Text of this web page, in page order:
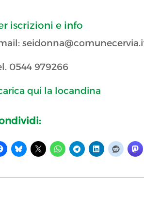
iscrizioni e info
0544 979266
qui la locandina